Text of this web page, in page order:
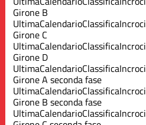
Girone B
UltimaCalendarioClassificaIncroci
Girone C
UltimaCalendarioClassificaIncroci
Girone D
UltimaCalendarioClassificaIncroci
Girone A seconda fase
UltimaCalendarioClassificaIncroci
Girone B seconda fase
UltimaCalendarioClassificaIncroci